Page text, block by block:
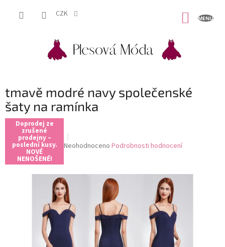
CZK
tmavě modré navy společenské
šaty na ramínka
Doprodej ze
zrušené
prodejny –
poslední kusy.
NOVÉ
NENOŠENÉ!
Průměrné
je
0,0
z
5
hvězdiček.
Neohodnoceno Podrobnosti hodnocení